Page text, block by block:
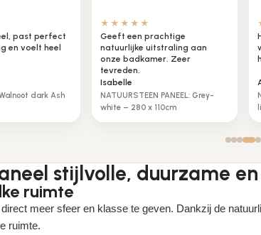
past perfect
en voelt heel
Walnoot dark Ash
★★★★★
Geeft een prachtige
natuurlijke uitstraling aan
onze badkamer. Zeer
tevreden.
Isabelle
NATUURSTEEN PANEEL: Grey-
white – 280 x 110cm
stijlvolle, duurzame
ruimte
meer sfeer en klasse te geven. Dankzij de
ruimte.